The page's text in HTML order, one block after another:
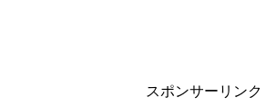
スポンサーリンク